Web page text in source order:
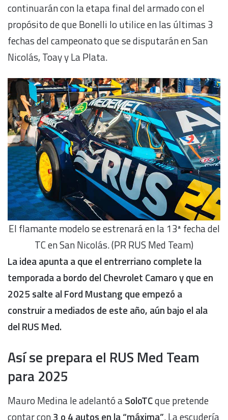
continuarán con la etapa final del armado con el
propósito de que Bonelli lo utilice en las últimas 3
fechas del campeonato que se disputarán en San
Nicolás, Toay y La Plata.
El flamante modelo se estrenará en la 13ª fecha del
TC en San Nicolás. (PR RUS Med Team)
La idea apunta a que el entrerriano complete la
temporada a bordo del Chevrolet Camaro y que en
2025 salte al Ford Mustang que empezó a
construir a mediados de este año, aún bajo el ala
del RUS Med.
Así se prepara el RUS Med Team
para 2025
Mauro Medina le adelantó aSoloTCque pretende
contar con3 o 4 autos en la “máxima”. La escudería